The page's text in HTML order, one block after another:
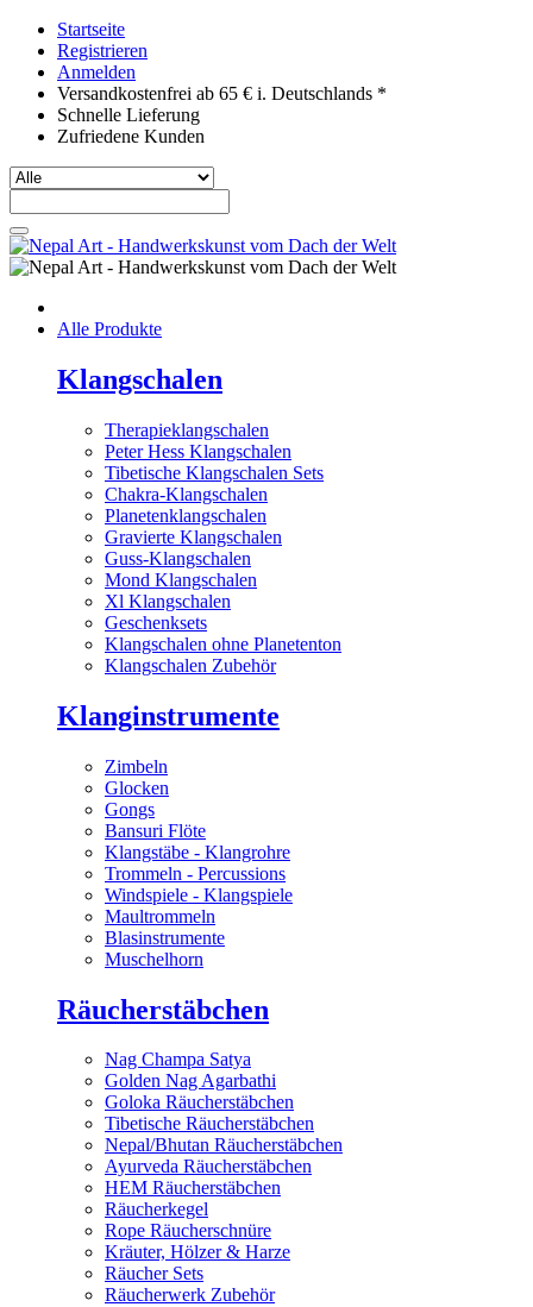
Startseite
Registrieren
Anmelden
Versandkostenfrei ab 65 € i. Deutschlands *
Schnelle Lieferung
Zufriedene Kunden
Alle Produkte
Klangschalen
Therapieklangschalen
Peter Hess Klangschalen
Tibetische Klangschalen Sets
Chakra-Klangschalen
Planetenklangschalen
Gravierte Klangschalen
Guss-Klangschalen
Mond Klangschalen
Xl Klangschalen
Geschenksets
Klangschalen ohne Planetenton
Klangschalen Zubehör
Klanginstrumente
Zimbeln
Glocken
Gongs
Bansuri Flöte
Klangstäbe - Klangrohre
Trommeln - Percussions
Windspiele - Klangspiele
Maultrommeln
Blasinstrumente
Muschelhorn
Räucherstäbchen
Nag Champa Satya
Golden Nag Agarbathi
Goloka Räucherstäbchen
Tibetische Räucherstäbchen
Nepal/Bhutan Räucherstäbchen
Ayurveda Räucherstäbchen
HEM Räucherstäbchen
Räucherkegel
Rope Räucherschnüre
Kräuter, Hölzer & Harze
Räucher Sets
Räucherwerk Zubehör